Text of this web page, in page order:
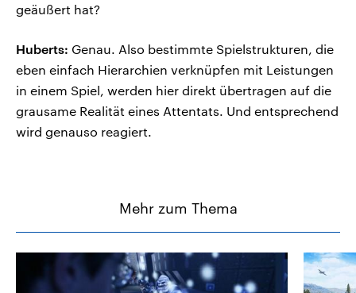
geäußert hat?
Huberts: Genau. Also bestimmte Spielstrukturen, die
eben einfach Hierarchien verknüpfen mit Leistungen
in einem Spiel, werden hier direkt übertragen auf die
grausame Realität eines Attentats. Und entsprechend
wird genauso reagiert.
Mehr zum Thema